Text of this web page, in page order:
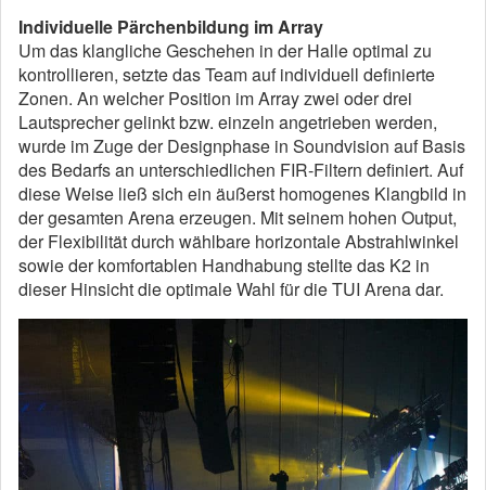
Individuelle Pärchenbildung im Array
Um das klangliche Geschehen in der Halle optimal zu
kontrollieren, setzte das Team auf individuell definierte
Zonen. An welcher Position im Array zwei oder drei
Lautsprecher gelinkt bzw. einzeln angetrieben werden,
wurde im Zuge der Designphase in Soundvision auf Basis
des Bedarfs an unterschiedlichen FIR-Filtern definiert. Auf
diese Weise ließ sich ein äußerst homogenes Klangbild in
der gesamten Arena erzeugen. Mit seinem hohen Output,
der Flexibilität durch wählbare horizontale Abstrahlwinkel
sowie der komfortablen Handhabung stellte das K2 in
dieser Hinsicht die optimale Wahl für die TUI Arena dar.